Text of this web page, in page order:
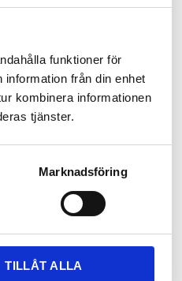
funktioner för
från din enhet
kombinera informationen
tjänster.
Marknadsföring
TILLÅT ALLA